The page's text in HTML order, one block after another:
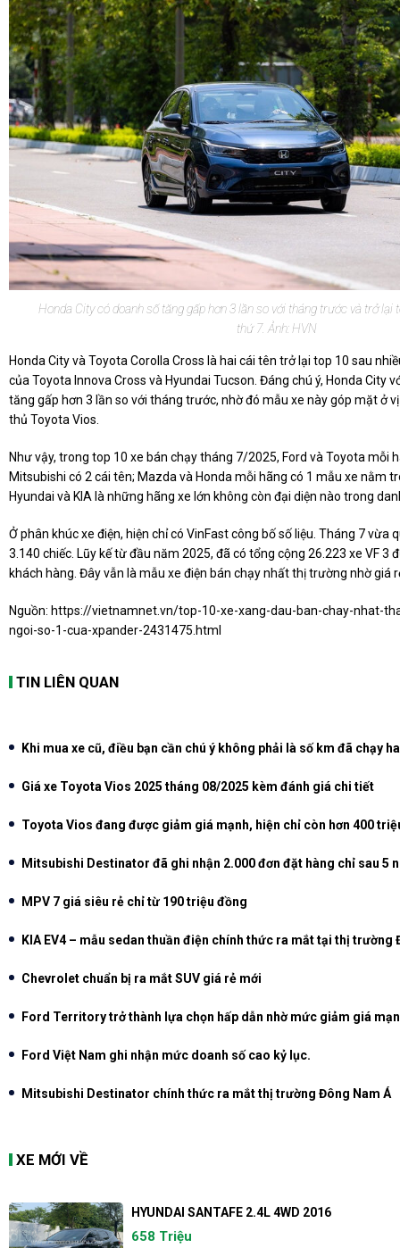
Honda City có doanh số tăng gấp hơn 3 lần so với tháng trước và trở lại
thứ 7. Ảnh: HVN
Honda City và Toyota Corolla Cross là hai cái tên trở lại top 10 sau
của Toyota Innova Cross và Hyundai Tucson. Đáng chú ý, Honda City
tăng gấp hơn 3 lần so với tháng trước, nhờ đó mẫu xe này góp mặt ở
thủ Toyota Vios.
Như vậy, trong top 10 xe bán chạy tháng 7/2025, Ford và Toyota mỗi
Mitsubishi có 2 cái tên; Mazda và Honda mỗi hãng có 1 mẫu xe nằm
Hyundai và KIA là những hãng xe lớn không còn đại diện nào trong
Ở phân khúc xe điện, hiện chỉ có VinFast công bố số liệu. Tháng 7 vừa
3.140 chiếc. Lũy kế từ đầu năm 2025, đã có tổng cộng 26.223 xe VF 3
khách hàng. Đây vẫn là mẫu xe điện bán chạy nhất thị trường nhờ giá
Nguồn: https://vietnamnet.vn/top-10-xe-xang-dau-ban-chay-nhat-
ngoi-so-1-cua-xpander-2431475.html
TIN LIÊN QUAN
Khi mua xe cũ, điều bạn cần chú ý không phải là số km đã chạy
Giá xe Toyota Vios 2025 tháng 08/2025 kèm đánh giá chi tiết
Toyota Vios đang được giảm giá mạnh, hiện chỉ còn hơn 400
Mitsubishi Destinator đã ghi nhận 2.000 đơn đặt hàng chỉ sau 5
MPV 7 giá siêu rẻ chỉ từ 190 triệu đồng
KIA EV4 – mẫu sedan thuần điện chính thức ra mắt tại thị trường
Chevrolet chuẩn bị ra mắt SUV giá rẻ mới
Ford Territory trở thành lựa chọn hấp dẫn nhờ mức giảm giá
Ford Việt Nam ghi nhận mức doanh số cao kỷ lục.
Mitsubishi Destinator chính thức ra mắt thị trường Đông Nam Á
XE MỚI VỀ
HYUNDAI SANTAFE 2.4L 4WD 2016
658 Triệu